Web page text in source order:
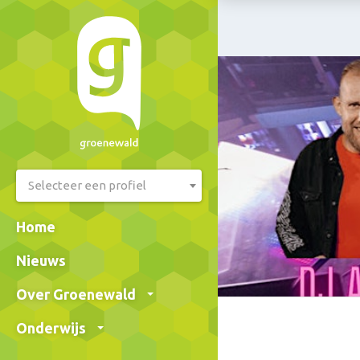
Selecteer een profiel
Home
Nieuws
Over Groenewald
Onderwijs